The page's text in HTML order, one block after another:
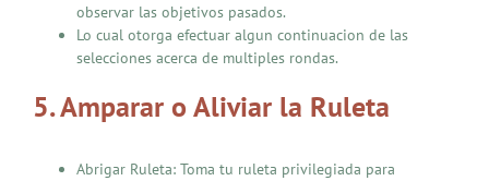
observar las objetivos pasados.
Lo cual otorga efectuar algun continuacion de las
selecciones acerca de multiples rondas.
5. Amparar o Aliviar la Ruleta
Abrigar Ruleta: Toma tu ruleta privilegiada para